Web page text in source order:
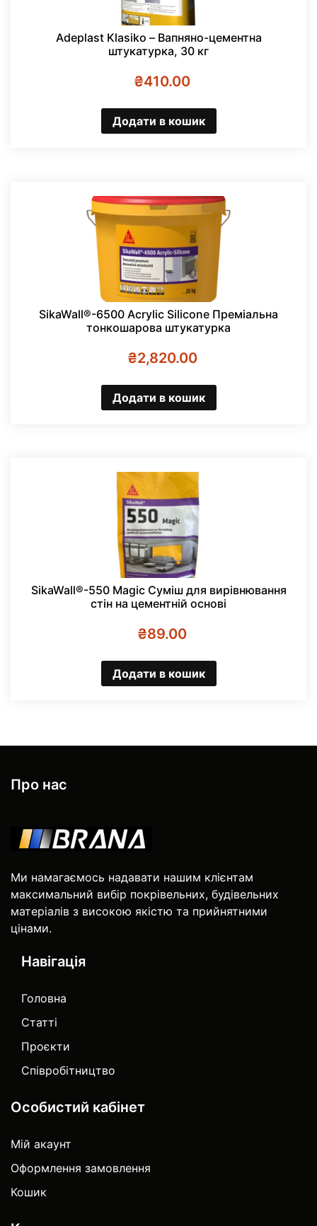
Adeplast Klasiko – Вапняно-цементна
штукатурка, 30 кг
₴410.00
Додати в кошик
SikaWall®-6500 Acrylic Silicone Преміальна
тонкошарова штукатурка
₴2,820.00
Додати в кошик
SikaWall®-550 Magic Cуміш для вирівнювання
стін на цементній основі
₴89.00
Додати в кошик
Про нас
Ми намагаємось надавати нашим клієнтам
максимальний вибір покрівельних, будівельних
матеріалів з високою якістю та прийнятними
цінами.
Навігація
Головна
Статті
Проєкти
Співробітництво
Особистий кабінет
Мій акаунт
Оформлення замовлення
Кошик